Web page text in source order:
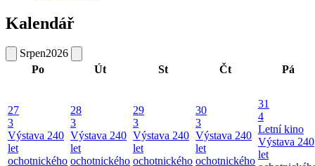
Kalendář
Srpen2026
Po
Út St Čt Pá
27
3
Výstava 240
let
ochotnického
28
3
Výstava 240
let
ochotnického
29
3
Výstava 240
let
ochotnického
30
3
Výstava 240
let
ochotnického
31
4
Letní kino
Výstava 240
let